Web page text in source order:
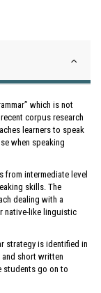
which is not
corpus research
learners to speak
when speaking
intermediate level
skills. The
dealing with a
native-like linguistic
strategy is identified in
short written
students go on to